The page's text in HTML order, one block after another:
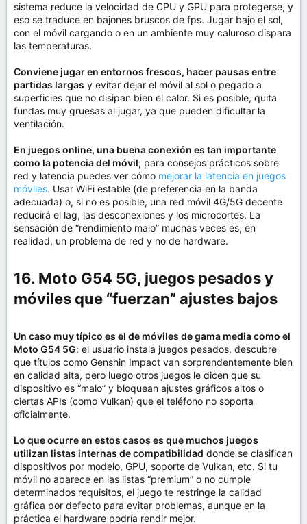
sistema reduce la velocidad de CPU y GPU para protegerse, y
eso se traduce en bajones bruscos de fps. Jugar bajo el sol,
con el móvil cargando o en un ambiente muy caluroso dispara
las temperaturas.
Conviene jugar en entornos frescos, hacer pausas entre
partidas largas y evitar dejar el móvil al sol o pegado a
superficies que no disipan bien el calor. Si es posible, quita
fundas muy gruesas al jugar, ya que pueden dificultar la
ventilación.
En juegos online, una buena conexión es tan importante
como la potencia del móvil; para consejos prácticos sobre
red y latencia puedes ver cómo mejorar la latencia en juegos
móviles. Usar WiFi estable (de preferencia en la banda
adecuada) o, si no es posible, una red móvil 4G/5G decente
reducirá el lag, las desconexiones y los microcortes. La
sensación de “rendimiento malo” muchas veces es, en
realidad, un problema de red y no de hardware.
16. Moto G54 5G, juegos pesados y
móviles que “fuerzan” ajustes bajos​
Un caso muy típico es el de móviles de gama media como el
Moto G54 5G: el usuario instala juegos pesados, descubre
que títulos como Genshin Impact van sorprendentemente bien
en calidad alta, pero luego otros juegos le dicen que su
dispositivo es “malo” y bloquean ajustes gráficos altos o
ciertas APIs (como Vulkan) que el teléfono no soporta
oficialmente.
Lo que ocurre en estos casos es que muchos juegos
utilizan listas internas de compatibilidad donde se clasifican
dispositivos por modelo, GPU, soporte de Vulkan, etc. Si tu
móvil no aparece en las listas “premium” o no cumple
determinados requisitos, el juego te restringe la calidad
gráfica por defecto para evitar problemas, aunque en la
práctica el hardware podría rendir mejor.